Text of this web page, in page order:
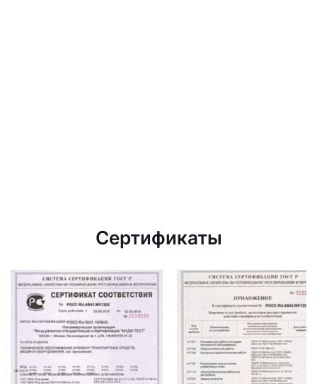
Сертификаты